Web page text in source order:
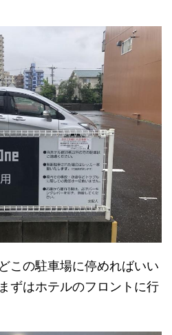
この駐車場に停めればいい
ずはホテルのフロントに行